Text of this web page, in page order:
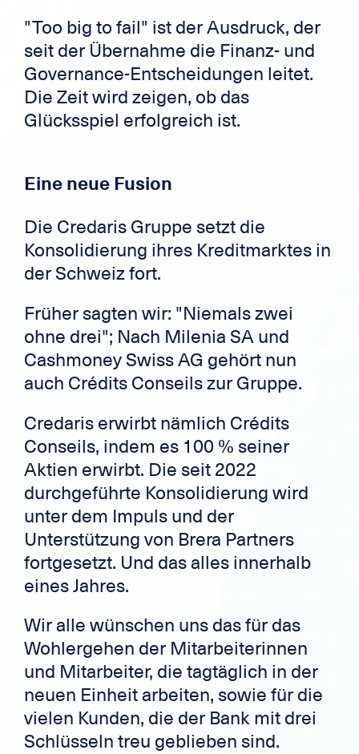
"Too big to fail" ist der Ausdruck, der
seit der Übernahme die Finanz- und
Governance-Entscheidungen leitet.
Die Zeit wird zeigen, ob das
Glücksspiel erfolgreich ist.
Eine neue Fusion
Die Credaris Gruppe setzt die
Konsolidierung ihres Kreditmarktes in
der Schweiz fort.
Früher sagten wir: "Niemals zwei
ohne drei"; Nach Milenia SA und
Cashmoney Swiss AG gehört nun
auch Crédits Conseils zur Gruppe.
Credaris erwirbt nämlich Crédits
Conseils, indem es 100 % seiner
Aktien erwirbt. Die seit 2022
durchgeführte Konsolidierung wird
unter dem Impuls und der
Unterstützung von Brera Partners
fortgesetzt. Und das alles innerhalb
eines Jahres.
Wir alle wünschen uns das für das
Wohlergehen der Mitarbeiterinnen
und Mitarbeiter, die tagtäglich in der
neuen Einheit arbeiten, sowie für die
vielen Kunden, die der Bank mit drei
Schlüsseln treu geblieben sind.